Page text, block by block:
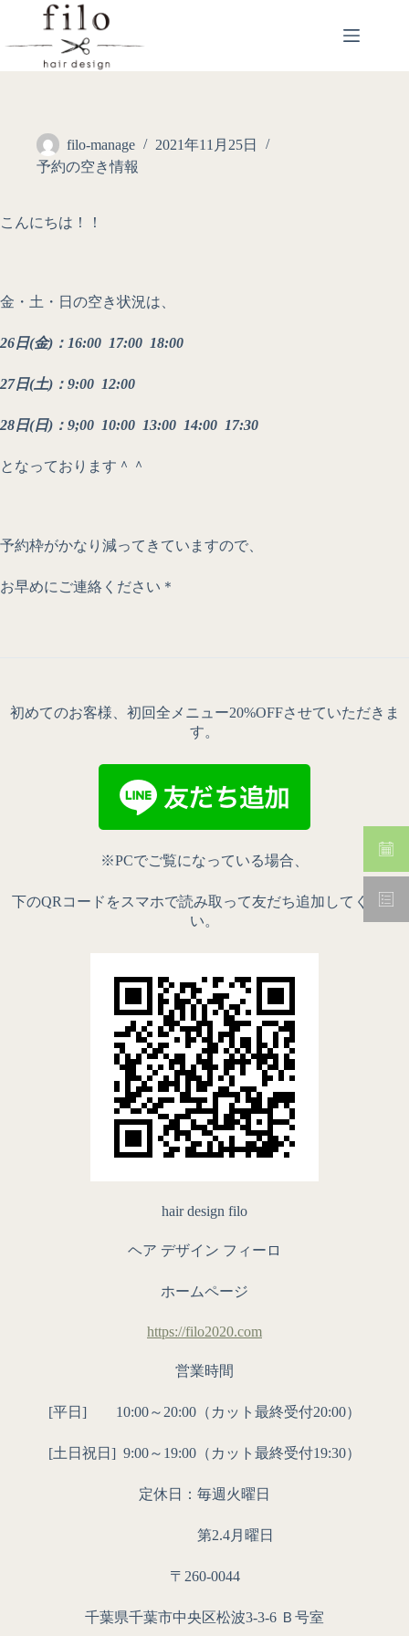
filo-manage
2021年11月25日
予約の空き情報
こんにちは！！
金・土・日の空き状況は、
26日(金)：16:00 17:00 18:00
27日(土) ：9:00 12:00
28日(日)：9;00 10:00 13:00 14:00 17:30
となっております＾＾
予約枠がかなり減ってきていますので、
お早めにご連絡ください＊
初めてのお客様、初回全メニュー20%OFFさせていただきま
す。
※PCでご覧になっている場合、
下のQRコードをスマホで読み取って友だち追加してくださ
い。
hair design filo
ヘア デザイン フィーロ
ホームページ
https://filo2020.com
営業時間
[平日] 10:00～20:00（カット最終受付20:00）
[土日祝日] 9:00～19:00（カット最終受付19:30）
定休日：毎週火曜日
第2.4月曜日
〒260-0044
千葉県千葉市中央区松波3-3-6 Ｂ号室